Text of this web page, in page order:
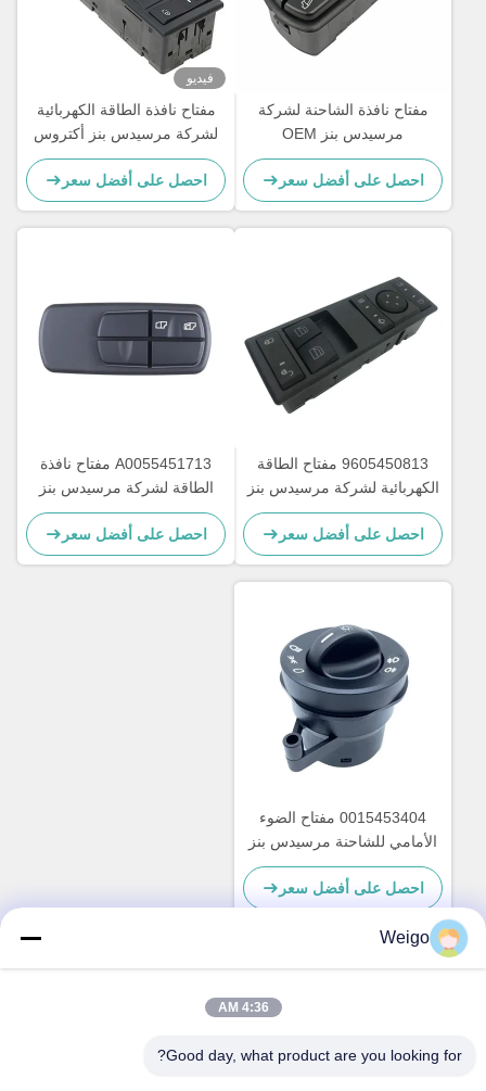
مفتاح نافذة الشاحنة لشركة
مرسيدس بنز OEM
A0045451813
احصل على أفضل سعر
فيديو
مفتاح نافذة الطاقة الكهربائية
لشركة مرسيدس بنز أكتروس
MP4 شاحنة OEM
A9605451013
احصل على أفضل سعر
9605450813 مفتاح الطاقة
الكهربائية لشركة مرسيدس بنز
أكتروس MP4 OEM
A9605450813
احصل على أفضل سعر
A0055451713 مفتاح نافذة
الطاقة لشركة مرسيدس بنز
للشاحنة OEM A0035450113
A0025450113
احصل على أفضل سعر
0015453404 مفتاح الضوء
الأمامي للشاحنة مرسيدس بنز
احصل على أفضل سعر
عنوان
Weigo
4:36 AM
Good day, what product are you looking for?